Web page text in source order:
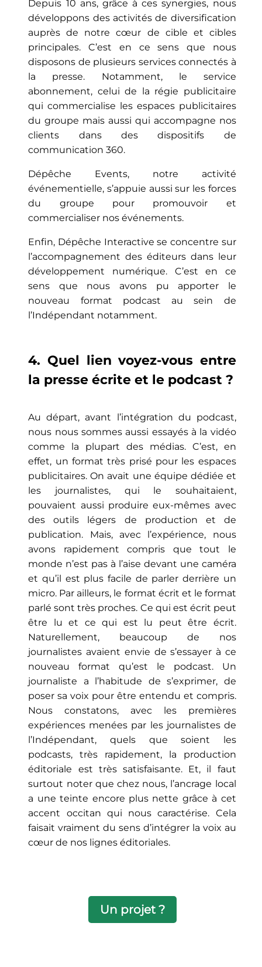
Depuis 10 ans, grâce à ces synergies, nous
développons des activités de diversification
auprès de notre cœur de cible et cibles
principales. C’est en ce sens que nous
disposons de plusieurs services connectés à
la presse. Notamment, le service
abonnement, celui de la régie publicitaire
qui commercialise les espaces publicitaires
du groupe mais aussi qui accompagne nos
clients dans des dispositifs de
communication 360.
Dépêche Events, notre activité
événementielle, s’appuie aussi sur les forces
du groupe pour promouvoir et
commercialiser nos événements.
Enfin, Dépêche Interactive se concentre sur
l’accompagnement des éditeurs dans leur
développement numérique. C’est en ce
sens que nous avons pu apporter le
nouveau format podcast au sein de
l’Indépendant notamment.
4. Quel lien voyez-vous entre
la presse écrite et le podcast ?
Au départ, avant l’intégration du podcast,
nous nous sommes aussi essayés à la vidéo
comme la plupart des médias. C’est, en
effet, un format très prisé pour les espaces
publicitaires. On avait une équipe dédiée et
les journalistes, qui le souhaitaient,
pouvaient aussi produire eux-mêmes avec
des outils légers de production et de
publication. Mais, avec l’expérience, nous
avons rapidement compris que tout le
monde n’est pas à l’aise devant une caméra
et qu’il est plus facile de parler derrière un
micro. Par ailleurs, le format écrit et le format
parlé sont très proches. Ce qui est écrit peut
être lu et ce qui est lu peut être écrit.
Naturellement, beaucoup de nos
journalistes avaient envie de s’essayer à ce
nouveau format qu’est le podcast. Un
journaliste a l’habitude de s’exprimer, de
poser sa voix pour être entendu et compris.
Nous constatons, avec les premières
expériences menées par les journalistes de
l’Indépendant, quels que soient les
podcasts, très rapidement, la production
éditoriale est très satisfaisante. Et, il faut
surtout noter que chez nous, l’ancrage local
a une teinte encore plus nette grâce à cet
accent occitan qui nous caractérise. Cela
faisait vraiment du sens d’intégrer la voix au
cœur de nos lignes éditoriales.
Un projet ?